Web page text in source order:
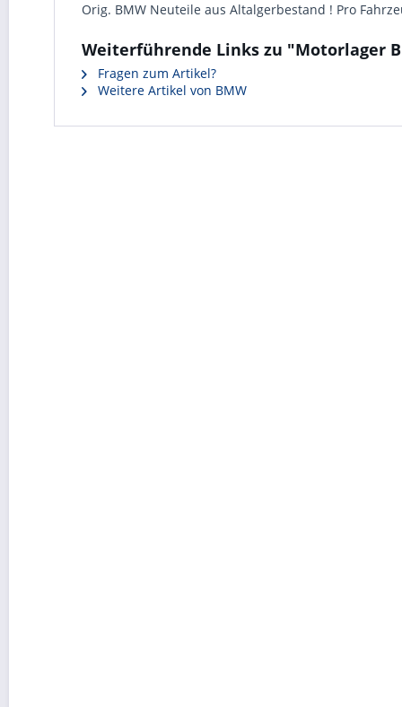
Orig. BMW Neuteile aus Altalgerbestand ! Pro
Weiterführende Links zu "Motorlager
Fragen zum Artikel?
Weitere Artikel von BMW